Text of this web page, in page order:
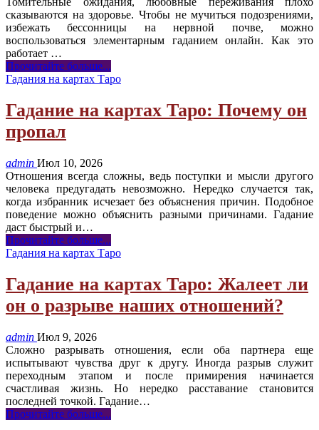
сказываются на здоровье. Чтобы не мучиться подозрениями,
избежать бессонницы на нервной почве, можно
воспользоваться элементарным гаданием онлайн. Как это
работает …
Прочитайте больше...
Гадания на картах Таро
Гадание на картах Таро: Почему он
пропал
admin Июл 10, 2026
Отношения всегда сложны, ведь поступки и мысли другого
человека предугадать невозможно. Нередко случается так,
когда избранник исчезает без объяснения причин. Подобное
поведение можно объяснить разными причинами. Гадание
даст быстрый и…
Прочитайте больше...
Гадания на картах Таро
Гадание на картах Таро: Жалеет ли
он о разрыве наших отношений?
admin Июл 9, 2026
Сложно разрывать отношения, если оба партнера еще
испытывают чувства друг к другу. Иногда разрыв служит
переходным этапом и после примирения начинается
счастливая жизнь. Но нередко расставание становится
последней точкой. Гадание…
Прочитайте больше...